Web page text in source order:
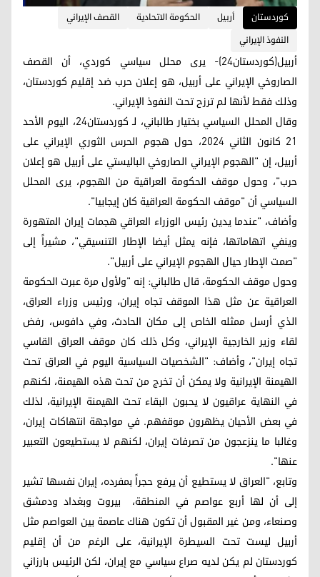
کوردستان أربيل الحكومة الاتحادية
القصف الإيراني
النفوذ الإيراني
أربيل(كوردستان24)- يرى محلل سياسي كوردي، أن القصف
الصاروخي الإيراني على أربيل، هو إعلان حرب ضد إقليم كوردستان،
وذلك فقط لأنها لم ترزح تحت النفوذ الإيراني.
وقال المحلل السياسي بختيار طالباني، لـ كوردستان24، اليوم الأحد
21 كانون الثاني 2024، حول هجوم الحرس الثوري الإيراني على
أربيل، إن "الهجوم الإيراني الصاروخي الباليستي على أربيل هو إعلان
حرب"، وحول موقف الحكومة العراقية من الهجوم، يرى المحلل
السياسي أن "موقف الحكومة العراقية كان إيجابيا".
وأضاف، "عندما يدين رئيس الوزراء العراقي هجمات إيران المتهورة
وينفي اتهاماتها، فإنه يمثل أيضا الإطار التنسيقي"، مشيراً إلى
"صمت الإطار حيال الهجوم الإيراني على أربيل".
وحول موقف الحكومة، قال طالباني: إنه "ولأول مرة عبرت الحكومة
العراقية عن مثل هذا الموقف تجاه إيران، ورئيس وزراء العراق،
الذي أرسل ممثله الخاص إلى مكان الحادث، وفي دافوس، رفض
لقاء وزير الخارجية الإيراني، وكل ذلك كان موقف العراق القاسي
تجاه إيران"، وأضاف: "الشخصيات السياسية اليوم في العراق تحت
الهيمنة الإيرانية ولا يمكن أن تخرج من تحت هذه الهيمنة، لكنهم
في النهاية عراقيون لا يحبون البقاء تحت الهيمنة الإيرانية، لذلك
في بعض الأحيان يظهرون موقفهم. في مواجهة انتهاكات إيران،
وغالبا ما ينزعجون من تصرفات إيران، لكنهم لا يستطيعون التعبير
عنها".
وتابع، "العراق لا يستطيع أن يرفع حجراً بمفرده، إيران نفسها تشير
إلى أن لها أربع عواصم في المنطقة، بيروت وبغداد ودمشق
وصنعاء، ومن غير المقبول أن تكون هناك عاصمة بين العواصم مثل
أربيل ليست تحت السيطرة الإيرانية، على الرغم من أن إقليم
كوردستان لم يكن لديه صراع سياسي مع إيران، لكن الرئيس بارزاني